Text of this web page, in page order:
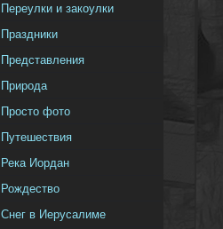
Переулки и закоулки
Праздники
Представления
Природа
Просто фото
Путешествия
Река Иордан
Рождество
Снег в Иерусалиме